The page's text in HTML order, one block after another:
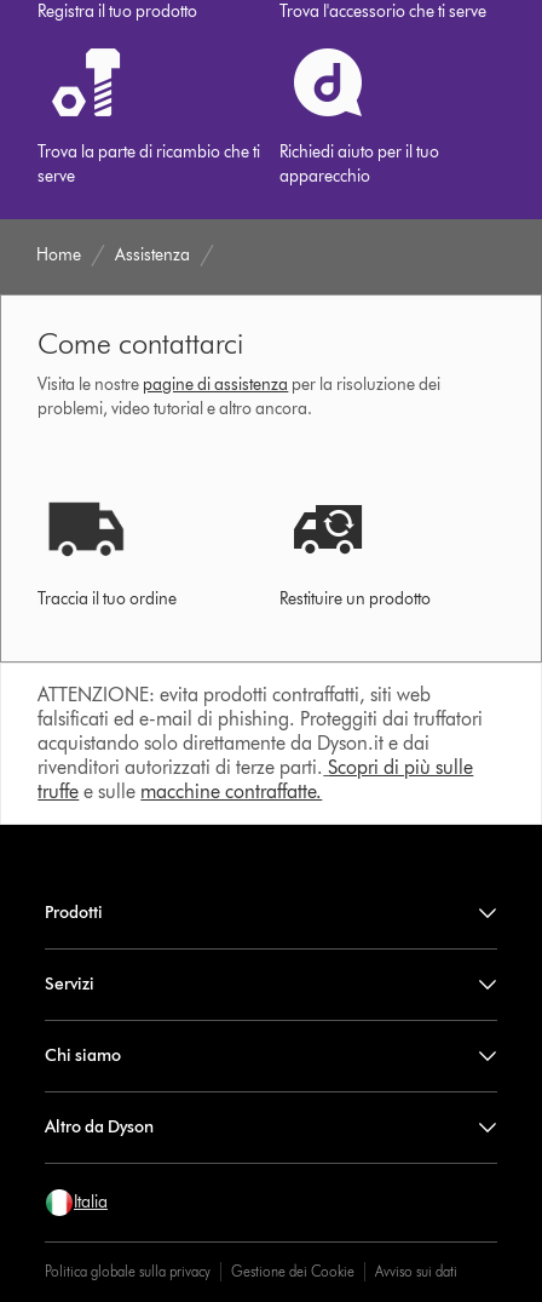
Registra il tuo prodotto Trova l'accessorio che ti serve
Trova la parte di ricambio che ti
serve
Richiedi aiuto per il tuo
apparecchio
Home Assistenza
Come contattarci
Visita le nostre pagine di assistenza per la risoluzione dei
problemi, video tutorial e altro ancora.
Traccia il tuo ordine Restituire un prodotto
ATTENZIONE: evita prodotti contraffatti, siti web
falsificati ed e-mail di phishing. Proteggiti dai truffatori
acquistando solo direttamente da Dyson.it e dai
rivenditori autorizzati di terze parti. Scopri di più sulle
truffe e sulle macchine contraffatte.
Prodotti
Servizi
Chi siamo
Altro da Dyson
Italia
Politica globale sulla privacy Gestione dei Cookie Avviso sui dati